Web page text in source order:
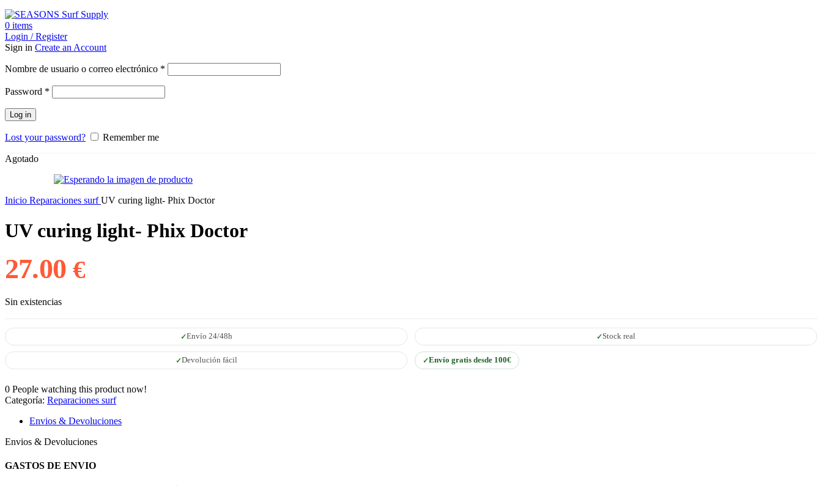
0 items
Login / Register
Sign in Create an Account
Nombre de usuario o correo electrónico *
Password *
Log in
Lost your password? Remember me
Agotado
Inicio Reparaciones surfUV curing light- Phix Doctor
UV curing light- Phix Doctor
27.00€
Sin existencias
Envío 24/48h Stock real
Devolución fácil Envío gratis desde 100€
0 People watching this product now!
Categoría: Reparaciones surf
Envios & Devoluciones
Envios & Devoluciones
GASTOS DE ENVIO